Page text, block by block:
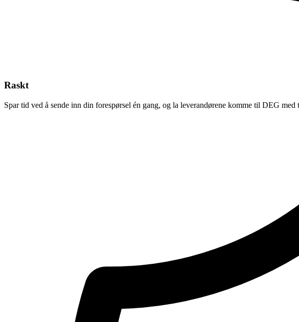
Raskt
Spar tid ved å sende inn din forespørsel én gang, og la leverandørene komme til DEG